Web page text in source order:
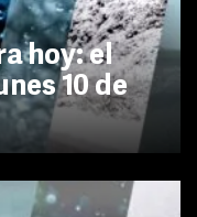
hoy: el
10 de